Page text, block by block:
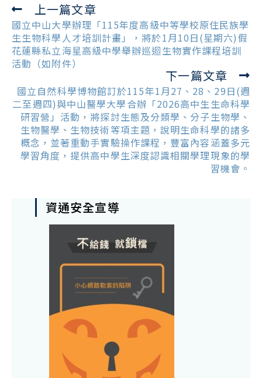
Read
more
articles
上一篇文章
國立中山大學辦理「115年度高級中等學校原住民族學
生生物科學人才培訓計畫」，將於1月10日(星期六)假
花蓮縣私立海星高級中學舉辦巡迴生物實作課程培訓
活動（如附件）
下一篇文章
國立自然科學博物館訂於115年1月27、28、29日(週
二至週四)與中山醫學大學合辦「2026高中生生命科學
研習營」活動，將探討生態及分類學、分子生物學、
生物醫學、生物技術等項主題，說明生命科學的諸多
概念，並著重動手實驗操作課程，豐富內容涵蓋多元
學習角度，提供高中學生深度認識相關學理現象的學
習機會。
資通安全宣導